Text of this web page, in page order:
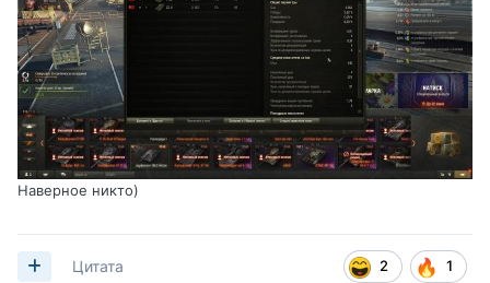
Наверное никто)
2 1
Цитата